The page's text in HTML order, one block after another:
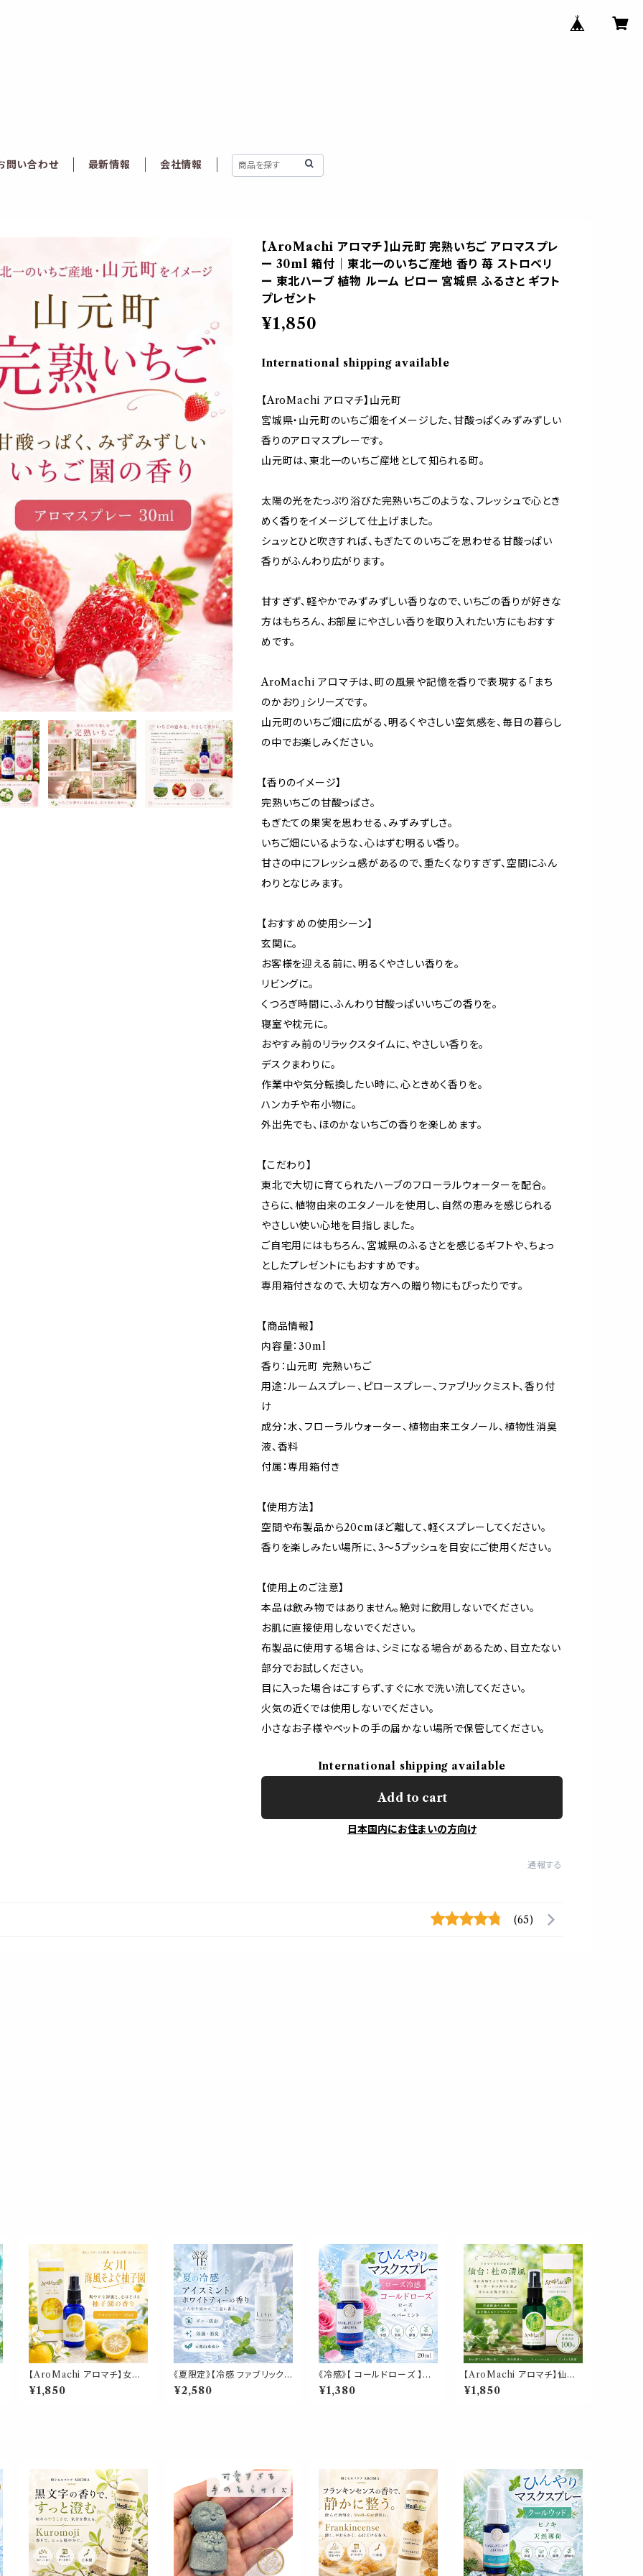
問い合わせ 最新情報 会社情報
【AroMachi アロマチ】山元町 完熟いちご アロマスプレ
ー 30ml 箱付｜東北一のいちご産地 香り 苺 ストロベリ
ー 東北ハーブ 植物 ルーム ピロー 宮城県 ふるさと ギフト
プレゼント
¥1,850
International shipping available
【AroMachi アロマチ】山元町
宮城県・山元町のいちご畑をイメージした、甘酸っぱくみずみずしい
香りのアロマスプレーです。
山元町は、東北一のいちご産地として知られる町。
太陽の光をたっぷり浴びた完熟いちごのような、フレッシュで心とき
めく香りをイメージして仕上げました。
シュッとひと吹きすれば、もぎたてのいちごを思わせる甘酸っぱい
香りがふんわり広がります。
甘すぎず、軽やかでみずみずしい香りなので、いちごの香りが好きな
方はもちろん、お部屋にやさしい香りを取り入れたい方にもおすす
めです。
AroMachi アロマチは、町の風景や記憶を香りで表現する「まち
のかおり」シリーズです。
山元町のいちご畑に広がる、明るくやさしい空気感を、毎日の暮らし
の中でお楽しみください。
【香りのイメージ】
完熟いちごの甘酸っぱさ。
もぎたての果実を思わせる、みずみずしさ。
いちご畑にいるような、心はずむ明るい香り。
甘さの中にフレッシュ感があるので、重たくなりすぎず、空間にふん
わりとなじみます。
【おすすめの使用シーン】
玄関に。
お客様を迎える前に、明るくやさしい香りを。
リビングに。
くつろぎ時間に、ふんわり甘酸っぱいいちごの香りを。
寝室や枕元に。
おやすみ前のリラックスタイムに、やさしい香りを。
デスクまわりに。
作業中や気分転換したい時に、心ときめく香りを。
ハンカチや布小物に。
外出先でも、ほのかないちごの香りを楽しめます。
【こだわり】
東北で大切に育てられたハーブのフローラルウォーターを配合。
さらに、植物由来のエタノールを使用し、自然の恵みを感じられる
やさしい使い心地を目指しました。
ご自宅用にはもちろん、宮城県のふるさとを感じるギフトや、ちょっ
としたプレゼントにもおすすめです。
専用箱付きなので、大切な方への贈り物にもぴったりです。
【商品情報】
内容量：30ml
香り：山元町 完熟いちご
用途：ルームスプレー、ピロースプレー、ファブリックミスト、香り付
け
成分：水、フローラルウォーター、植物由来エタノール、植物性消臭
液、香料
付属：専用箱付き
【使用方法】
空間や布製品から20cmほど離して、軽くスプレーしてください。
香りを楽しみたい場所に、3〜5プッシュを目安にご使用ください。
【使用上のご注意】
本品は飲み物ではありません。絶対に飲用しないでください。
お肌に直接使用しないでください。
布製品に使用する場合は、シミになる場合があるため、目立たない
部分でお試しください。
目に入った場合はこすらず、すぐに水で洗い流してください。
火気の近くでは使用しないでください。
小さなお子様やペットの手の届かない場所で保管してください。
International shipping available
Add to cart
日本国内にお住まいの方向け
通報する
(65)
【AroMachi アロマチ】女川
海風そよぐ柚子園 アロマスプ
レー 30ml 箱付｜コバルトブ
¥1,850
《夏限定》【冷感 ファブリックミ
スト】アイスミント＆ホワイトテ
ィーの香り｜衣類 寝具 枕 シ
¥2,580
《冷感》【 コールドローズ 】マ
スク & ピロー アロマ 20ml
｜薔薇 ペパーミント 夏 ひん
¥1,380
【AroMachi アロマチ】仙台
杜の清風 アロマスプレー 30
ml 箱付｜定禅寺通り 香り 東
¥1,850